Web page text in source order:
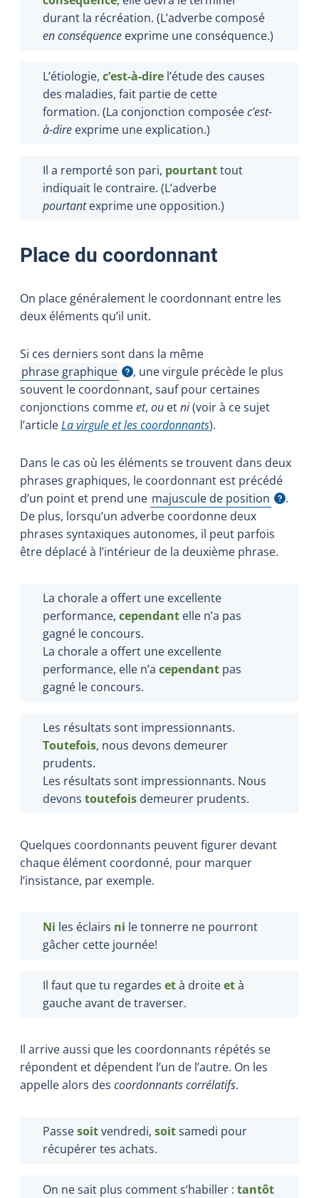
durant la récréation. (L’adverbe composé
en conséquence exprime une conséquence.)
L’étiologie, c’est-à-dire l’étude des causes
des maladies, fait partie de cette
formation. (La conjonction composéec’est-
à-dire exprime une explication.)
Il a remporté son pari, pourtanttout
indiquait le contraire. (L’adverbe
pourtantexprime une opposition.)
Place du coordonnant
On place généralement le coordonnant entre les
deux éléments qu’il unit.
Si ces derniers sont dans la même
phrase graphique
Afficher l'infobulle , une virgule précède le plus
souvent le coordonnant, sauf pour certaines
conjonctions commeet, ou etni(voir à ce sujet
l’articleLa virgule et les coordonnants).
Dans le cas où les éléments se trouvent dans deux
phrases graphiques, le coordonnant est précédé
d’un point et prend une majuscule de position
Afficher l'infobulle
.
De plus, lorsqu’un adverbe coordonne deux
phrases syntaxiques autonomes, il peut parfois
être déplacé à l’intérieur de la deuxième phrase.
La chorale a offert une excellente
performance, cependant elle n’a pas
gagné le concours.
La chorale a offert une excellente
performance, elle n’a cependant pas
gagné le concours.
Les résultats sont impressionnants.
Toutefois, nous devons demeurer
prudents.
Les résultats sont impressionnants. Nous
devons toutefois demeurer prudents.
Quelques coordonnants peuvent figurer devant
chaque élément coordonné, pour marquer
l’insistance, par exemple.
Ni les éclairs ni le tonnerre ne pourront
gâcher cette journée!
Il faut que tu regardes età droiteetà
gauche avant de traverser.
Il arrive aussi que les coordonnants répétés se
répondent et dépendent l’un de l’autre. On les
appelle alors des coordonnants corrélatifs.
Passesoitvendredi, soitsamedi pour
récupérer tes achats.
On ne sait plus comment s’habiller : tantôt